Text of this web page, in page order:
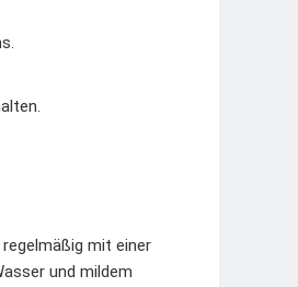
mit einer
und mildem